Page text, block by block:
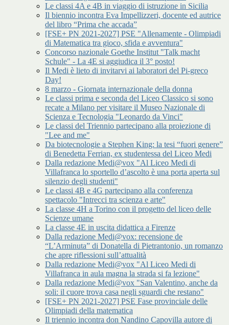
Le classi 4A e 4B in viaggio di istruzione in Sicilia
Il biennio incontra Eva Impellizzeri, docente ed autrice
del libro “Prima che accada”
[FSE+ PN 2021-2027] PSE "Allenamente - Olimpiadi
di Matematica tra gioco, sfida e avventura"
Concorso nazionale Goethe Institut "Talk macht
Schule" - La 4E si aggiudica il 3° posto!
Il Medi è lieto di invitarvi ai laboratori del Pi-greco
Day!
8 marzo - Giornata internazionale della donna
Le classi prima e seconda del Liceo Classico si sono
recate a Milano per visitare il Museo Nazionale di
Scienza e Tecnologia "Leonardo da Vinci"
Le classi del Triennio partecipano alla proiezione di
"Lee and me"
Da biotecnologie a Stephen King: la tesi “fuori genere”
di Benedetta Ferrian, ex studentessa del Liceo Medi
Dalla redazione Medi@vox "Al Liceo Medi di
Villafranca lo sportello d’ascolto è una porta aperta sul
silenzio degli studenti"
Le classi 4B e 4G partecipano alla conferenza
spettacolo "Intrecci tra scienza e arte"
La classe 4H a Torino con il progetto del liceo delle
Scienze umane
La classe 4E in uscita didattica a Firenze
Dalla redazione Medi@vox: recensione de
“L’Arminuta” di Donatella di Pietrantonio, un romanzo
che apre riflessioni sull’attualità
Dalla redazione Medi@vox "Al Liceo Medi di
Villafranca in aula magna la strada si fa lezione"
Dalla redazione Medi@vox "San Valentino, anche da
soli: il cuore trova casa negli sguardi che restano"
[FSE+ PN 2021-2027] PSE Fase provinciale delle
Olimpiadi della matematica
Il triennio incontra don Nandino Capovilla autore di